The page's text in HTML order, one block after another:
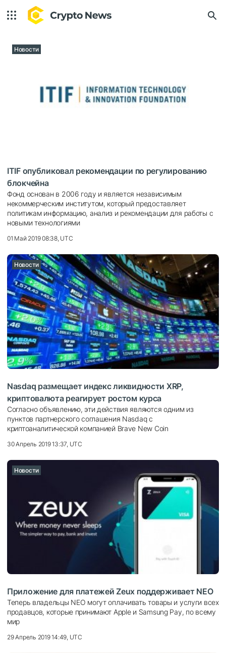
Новости
ITIF опубликовал рекомендации по регулированию
блокчейна
Фонд основан в 2006 году и является независимым
некоммерческим институтом, который предоставляет
политикам информацию, анализ и рекомендации для работы с
новыми технологиями
01 Май 2019 08:38, UTC
Новости
Nasdaq размещает индекс ликвидности XRP,
криптовалюта реагирует ростом курса
Согласно объявлению, эти действия являются одним из
пунктов партнерского соглашения Nasdaq с
криптоаналитической компанией Brave New Coin
30 Апрель 2019 13:37, UTC
Новости
Приложение для платежей Zeux поддерживает NEO
Теперь владельцы NEO могут оплачивать товары и услуги всех
продавцов, которые принимают Apple и Samsung Pay, по всему
мир
29 Апрель 2019 14:49, UTC